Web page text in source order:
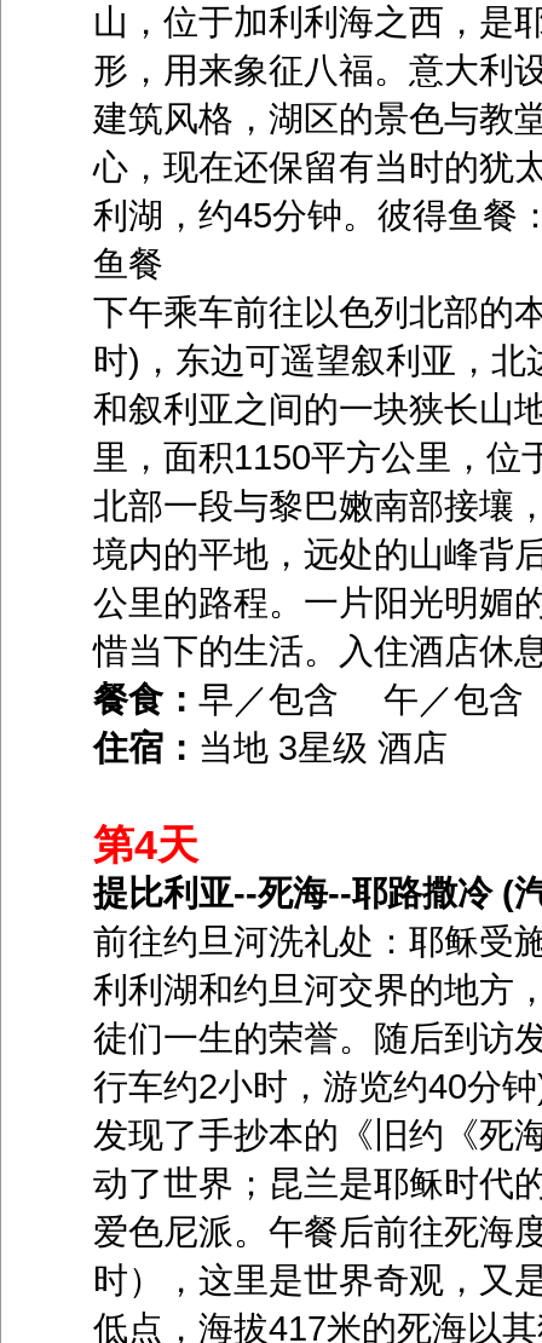
山，位于加利利海之西，是
形，用来象征八福。意大利
建筑风格，湖区的景色与教
心，现在还保留有当时的犹
利湖，约45分钟。彼得鱼餐
鱼餐
下午乘车前往以色列北部的
时)，东边可遥望叙利亚，
和叙利亚之间的一块狭长山
里，面积1150平方公里，位
北部一段与黎巴嫩南部接壤
境内的平地，远处的山峰背
公里的路程。一片阳光明媚
惜当下的生活。入住酒店休
餐食： 早／包含 午／包
住宿： 当地 3星级 酒店
第4天
提比利亚--死海--耶路撒冷 (
前往约旦河洗礼处：耶稣受
利利湖和约旦河交界的地方
徒们一生的荣誉。随后到访
行车约2小时，游览约40分
发现了手抄本的《旧约《死
动了世界；昆兰是耶稣时代
爱色尼派。午餐后前往死海
时），这里是世界奇观，又
低点，海拔417米的死海以